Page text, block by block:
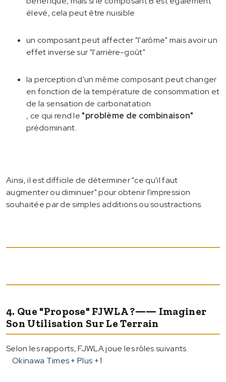
élevé, cela peut être nuisible
un composant peut affecter "l'arôme" mais avoir un
effet inverse sur "l'arrière-goût"
la perception d'un même composant peut changer
en fonction de la température de consommation et
de la sensation de carbonatation
, ce qui rend le "problème de combinaison"
prédominant.
Ainsi, il est difficile de déterminer "ce qu'il faut
augmenter ou diminuer" pour obtenir l'impression
souhaitée par de simples additions ou soustractions.
4. Que "propose" FJWLA ?―― Imaginer
Son Utilisation Sur Le Terrain
Selon les rapports, FJWLA joue les rôles suivants.
Okinawa Times + Plus +1